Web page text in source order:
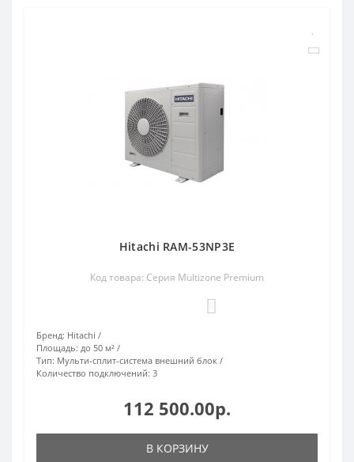
Hitachi RAM-53NP3E
Код товара: Серия Multizone Premium
Бренд: Hitachi
Площадь: до 50 м²
Тип: Мульти-сплит-система внешний блок
Количество подключений: 3
112 500.00р.
В КОРЗИНУ